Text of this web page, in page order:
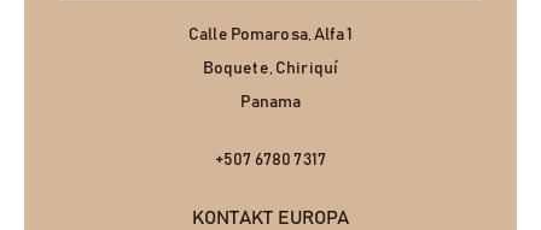
Calle Pomarosa, Alfa 1
Boquete, Chiriquí
Panama
+507 6780 7317
KONTAKT EUROPA